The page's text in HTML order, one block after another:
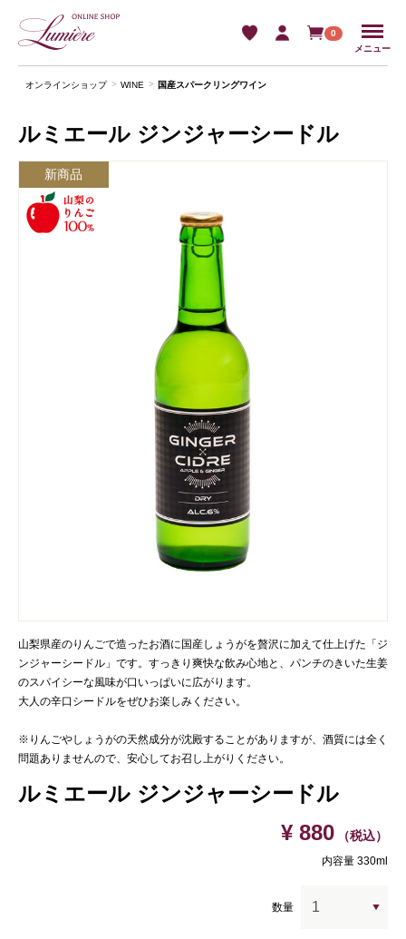
0
メニュー
オンラインショップ WINE 国産スパークリングワイン
ルミエール ジンジャーシードル
新商品
山梨県産のりんごで造ったお酒に国産しょうがを贅沢に加えて仕上げた「ジ
ンジャーシードル」です。すっきり爽快な飲み心地と、パンチのきいた生姜
のスパイシーな風味が口いっぱいに広がります。
大人の辛口シードルをぜひお楽しみください。
※りんごやしょうがの天然成分が沈殿することがありますが、酒質には全く
問題ありませんので、安心してお召し上がりください。
ルミエール ジンジャーシードル
¥ 880
（税込）
内容量 330ml
数量